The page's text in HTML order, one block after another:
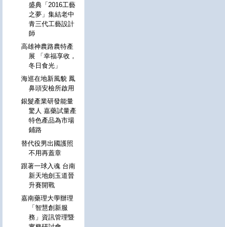
盛典「2016工藝
之夢」集結老中
青三代工藝設計
師
高雄神農路農特產
展 「幸福享收，
冬日食光」
海巡在地新風貌 鳳
鼻頭安檢所啟用
銀髮產業研發能量
驚人 嘉藥試量產
特色產品為市場
鋪路
替代役男出國護照
不用再蓋章
跟著一球入魂 台南
新天地劍玉道晉
升賽開戰
嘉南藥理大學辦理
「智慧創新服
務」資訊管理暨